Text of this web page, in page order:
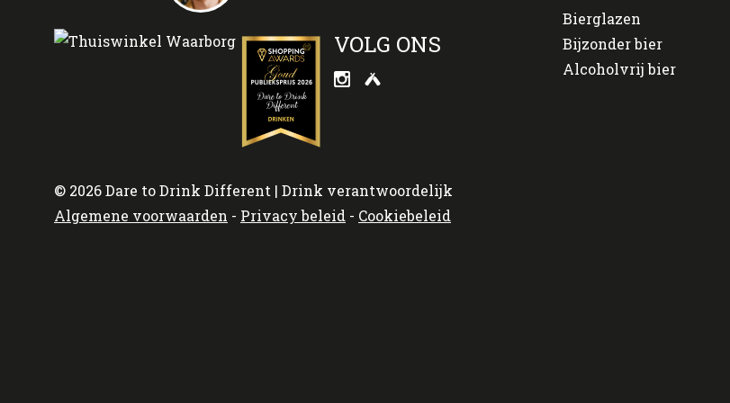
VOLG ONS
Bierglazen
Bijzonder bier
Alcoholvrij bier
© 2026 Dare to Drink Different | Drink verantwoordelijk
Algemene voorwaarden - Privacy beleid - Cookiebeleid